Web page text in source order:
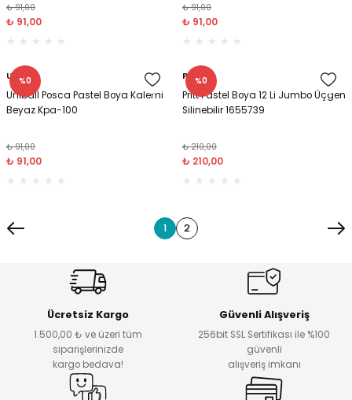
₺ 91,00
₺ 91,00
₺ 91,00
₺ 91,00
%0
Uniball
Uniball Posca Pastel Boya Kalemi
Beyaz Kpa-100
₺ 91,00
₺ 91,00
%0
Pritt
Pritt Pastel Boya 12 Li Jumbo Üçgen
Silinebilir 1655739
₺ 210,00
₺ 210,00
1 2
Ücretsiz Kargo
1.500,00 ₺ ve üzeri tüm
siparişlerinizde
kargo bedava!
Güvenli Alışveriş
256bit SSL Sertifikası ile %100
güvenli
alışveriş imkanı